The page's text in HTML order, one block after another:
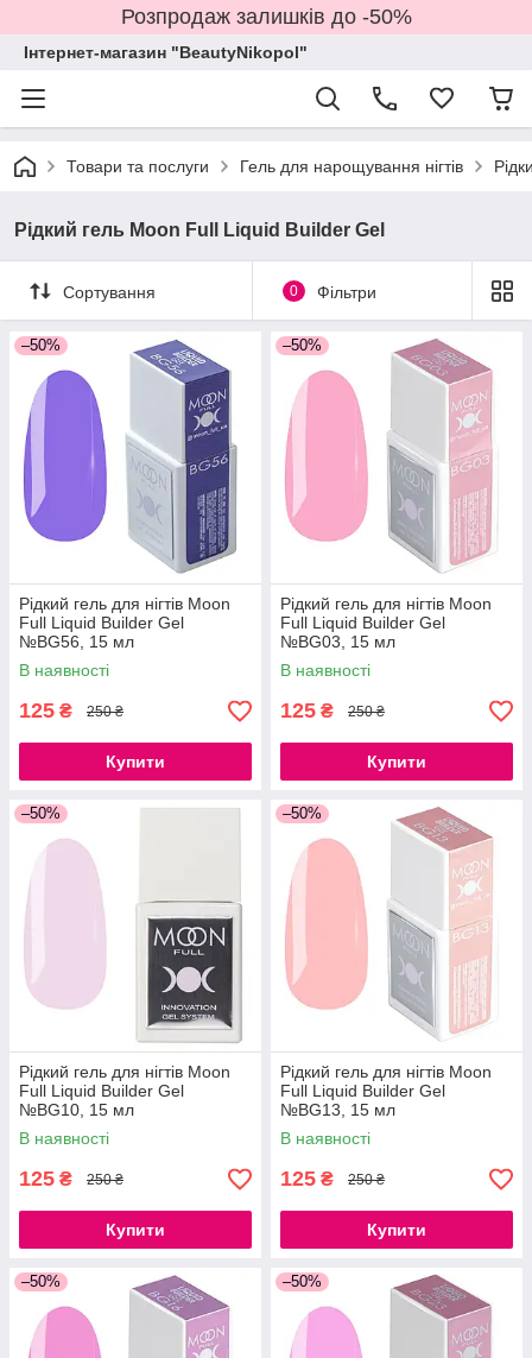
Розпродаж залишків до -50%
Інтернет-магазин "BeautyNikopol"
Товари та послуги Гель для нарощування нігтів
Рідкий гель Moon Full Liquid Builder Gel
Сортування 0 Фільтри
–50%
Рідкий гель для нігтів Moon
Full Liquid Builder Gel
№BG56, 15 мл
В наявності
125 ₴ 250 ₴
Купити
–50%
Рідкий гель для нігтів Moon
Full Liquid Builder Gel
№BG03, 15 мл
В наявності
125 ₴ 250 ₴
Купити
–50%
Рідкий гель для нігтів Moon
Full Liquid Builder Gel
№BG10, 15 мл
В наявності
125 ₴ 250 ₴
Купити
–50%
Рідкий гель для нігтів Moon
Full Liquid Builder Gel
№BG13, 15 мл
В наявності
125 ₴ 250 ₴
Купити
–50% –50%